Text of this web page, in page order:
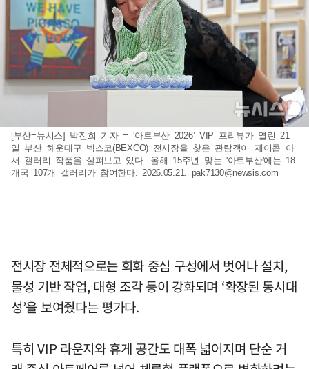
[부산=뉴시스] 박진희 기자 = ‘아트부산 2026’ VIP 프리뷰가 열린 21
일 부산 해운대구 벡스코(BEXCO) 전시장을 찾은 관람객이 제이콥 아
서 갤러리 작품을 살펴보고 있다. 올해 15주년 맞는 '아트부산'에는 18
개국 107개 갤러리가 참여한다. 2026.05.21. pak7130@newsis.com
전시장 전체적으로는 회화 중심 구성에서 벗어나 설치,
물성 기반 작업, 대형 조각 등이 강화되며 ‘확장된 동시대
성’을 보여줬다는 평가다.
특히 VIP 라운지와 휴게 공간도 대폭 넓어지며 단순 거